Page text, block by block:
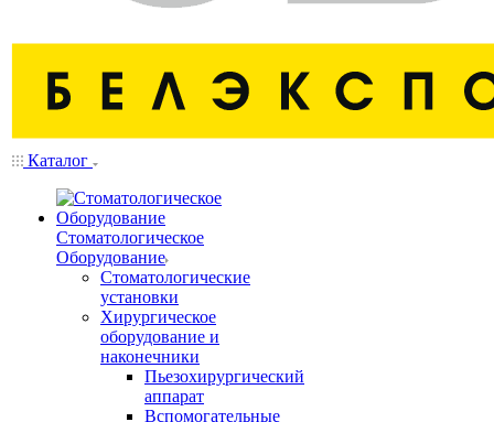
Каталог
Стоматологическое
Оборудование
Стоматологические
установки
Хирургическое
оборудование и
наконечники
Пьезохирургический
аппарат
Вспомогательные